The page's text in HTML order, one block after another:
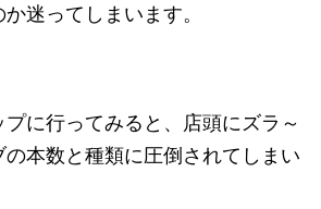
迷ってしまいます。
に行ってみると、店頭にズラ～
の本数と種類に圧倒されてしまい